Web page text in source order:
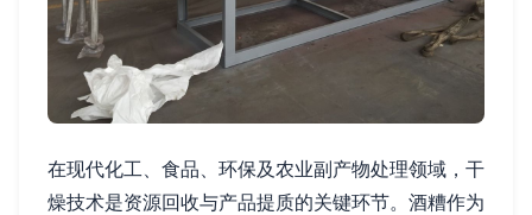
在现代化工、食品、环保及农业副产物处理领域，干
燥技术是资源回收与产品提质的关键环节。酒糟作为